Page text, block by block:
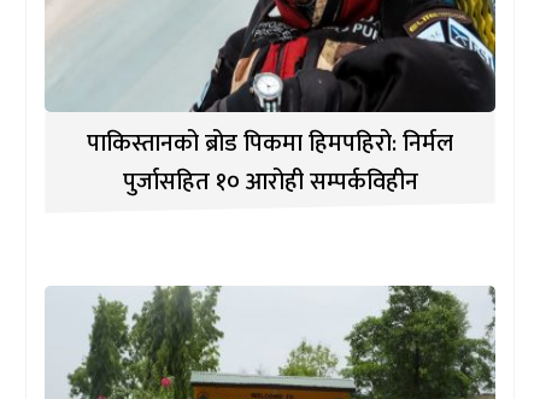
पाकिस्तानको ब्रोड पिकमा हिमपहिरो: निर्मल
पुर्जासहित १० आरोही सम्पर्कविहीन